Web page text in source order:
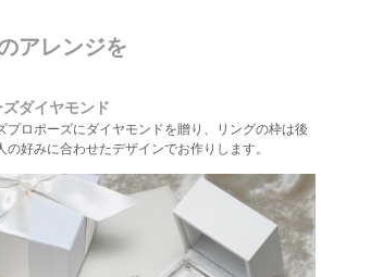
アレンジを
ダイヤモンド
プロポーズにダイヤモンドを贈り、リングの枠は後
の好みに合わせたデザインでお作りします。